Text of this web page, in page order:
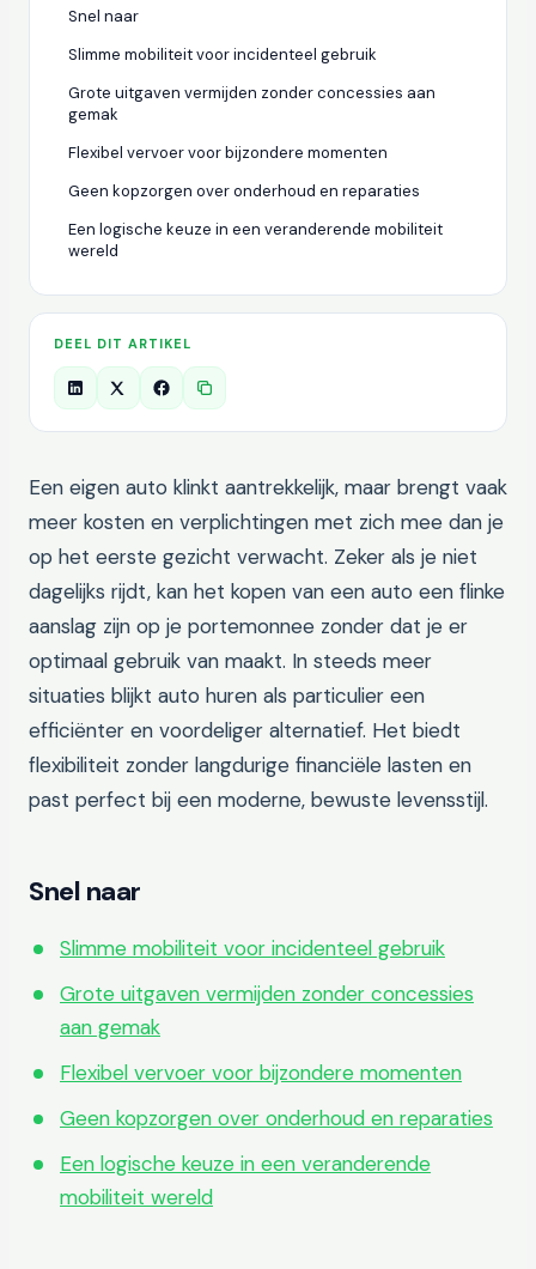
Snel naar
Slimme mobiliteit voor incidenteel gebruik
Grote uitgaven vermijden zonder concessies aan
gemak
Flexibel vervoer voor bijzondere momenten
Geen kopzorgen over onderhoud en reparaties
Een logische keuze in een veranderende mobiliteit
wereld
DEEL DIT ARTIKEL
Een eigen auto klinkt aantrekkelijk, maar brengt vaak
meer kosten en verplichtingen met zich mee dan je
op het eerste gezicht verwacht. Zeker als je niet
dagelijks rijdt, kan het kopen van een auto een flinke
aanslag zijn op je portemonnee zonder dat je er
optimaal gebruik van maakt. In steeds meer
situaties blijkt auto huren als particulier een
efficiënter en voordeliger alternatief. Het biedt
flexibiliteit zonder langdurige financiële lasten en
past perfect bij een moderne, bewuste levensstijl.
Snel naar
Slimme mobiliteit voor incidenteel gebruik
Grote uitgaven vermijden zonder concessies
aan gemak
Flexibel vervoer voor bijzondere momenten
Geen kopzorgen over onderhoud en reparaties
Een logische keuze in een veranderende
mobiliteit wereld